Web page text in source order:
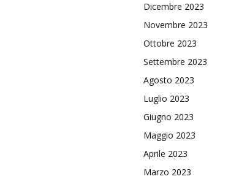
Dicembre 2023
Novembre 2023
Ottobre 2023
Settembre 2023
Agosto 2023
Luglio 2023
Giugno 2023
Maggio 2023
Aprile 2023
Marzo 2023